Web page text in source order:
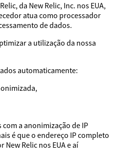
da New Relic, Inc. nos EUA,
atua como processador
de dados.
a utilização da nossa
automaticamente:
com a anonimização de IP
é que o endereço IP completo
Relic nos EUA e aí